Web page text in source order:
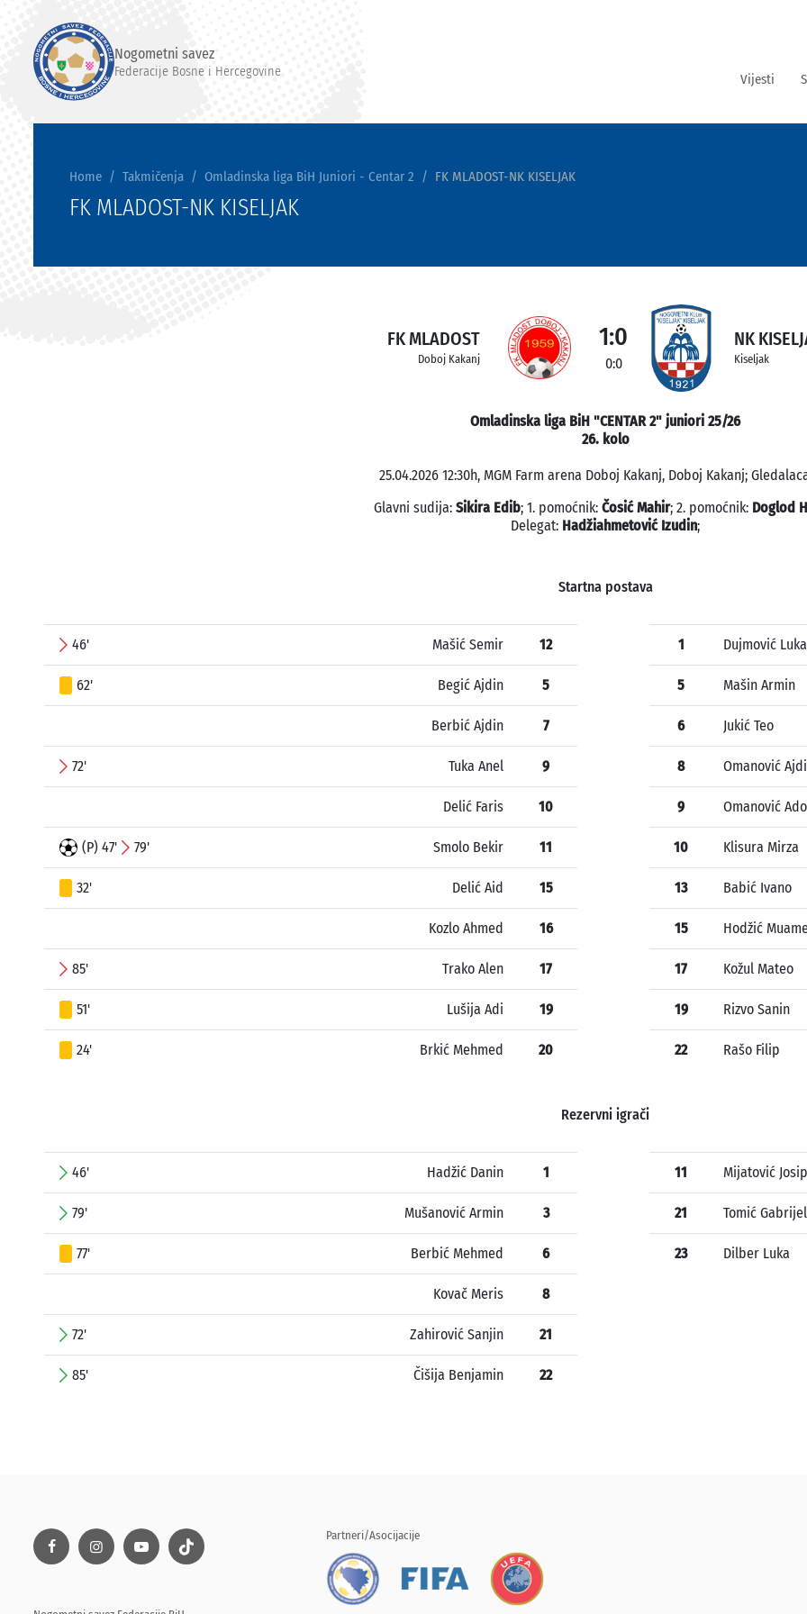
Nogometni savez
Federacije Bosne i Hercegovine Vijesti
Home Takmičenja Omladinska liga BiH Juniori - Centar 2 FK MLADOST-NK KISELJAK
FK MLADOST-NK KISELJAK
FK MLADOST
Doboj Kakanj
1:0
0:0
NK
Kiseljak
Omladinska liga BiH "CENTAR 2" juniori 25/26
26. kolo
25.04.2026 12:30h, MGM Farm arena Doboj Kakanj, Doboj Kakanj;
Glavni sudija: Sikira Edib; 1. pomoćnik: Čosić Mahir; 2. pomoćnik: Doglod
Delegat: Hadžiahmetović Izudin;
Startna postava
46' Mašić Semir 12
62' Begić Ajdin 5
Berbić Ajdin 7
72' Tuka Anel 9
Delić Faris 10
(P) 47' 79' Smolo Bekir 11
32' Delić Aid 15
Kozlo Ahmed 16
85' Trako Alen 17
51' Lušija Adi 19
24' Brkić Mehmed 20
1 Dujmović Luka
5 Mašin Armin
6 Jukić Teo
8 Omanović
9 Omanović Ado
10 Klisura Mirza
13 Babić Ivano
15 Hodžić
17 Kožul Mateo
19 Rizvo Sanin
22 Rašo Filip
Rezervni igrači
46' Hadžić Danin 1
79' Mušanović Armin 3
77' Berbić Mehmed 6
Kovač Meris 8
72' Zahirović Sanjin 21
85' Čišija Benjamin 22
11 Mijatović Josip
21 Tomić Gabrijel
23 Dilber Luka
Partneri/Asocijacije